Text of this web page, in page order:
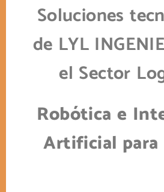
Soluciones
de LYL
el Sector
Robótica e
Artificial para